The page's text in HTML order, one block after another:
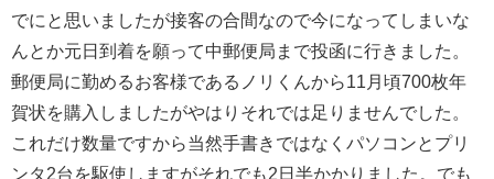
でにと思いましたが接客の合間なので今になってしまいな
んとか元日到着を願って中郵便局まで投函に行きました。
郵便局に勤めるお客様であるノリくんから11月頃700枚年
賀状を購入しましたがやはりそれでは足りませんでした。
これだけ数量ですから当然手書きではなくパソコンとプリ
ンタ2台を駆使しますがそれでも2日半かかりました。でも